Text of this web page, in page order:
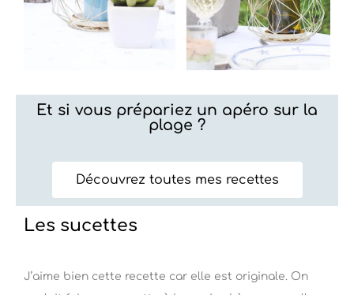
Et si vous prépariez un apéro sur la
plage ?
Découvrez toutes mes recettes
Les sucettes
J’aime bien cette recette car elle est originale. On